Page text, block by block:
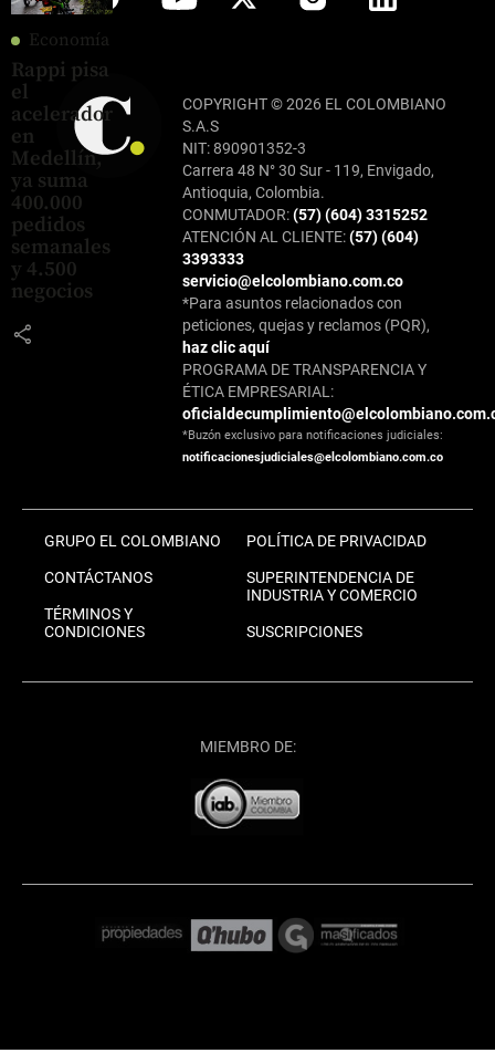
Economía
Rappi pisa
el
acelerador
en
Medellín,
ya suma
400.000
pedidos
semanales
y 4.500
negocios
share
COPYRIGHT © 2026 EL COLOMBIANO
S.A.S
NIT: 890901352-3
Carrera 48 N° 30 Sur - 119, Envigado,
Antioquia, Colombia.
CONMUTADOR:(57) (604) 3315252
ATENCIÓN AL CLIENTE:(57) (604)
3393333
servicio@elcolombiano.com.co
*Para asuntos relacionados con
peticiones, quejas y reclamos (PQR),
haz clic aquí
PROGRAMA DE TRANSPARENCIA Y
ÉTICA EMPRESARIAL:
*Buzón exclusivo para notificaciones judiciales:
notificacionesjudiciales@elcolombiano.com.co
GRUPO EL COLOMBIANO
CONTÁCTANOS
TÉRMINOS Y
CONDICIONES
POLÍTICA DE PRIVACIDAD
SUPERINTENDENCIA DE
INDUSTRIA Y COMERCIO
SUSCRIPCIONES
MIEMBRO DE: